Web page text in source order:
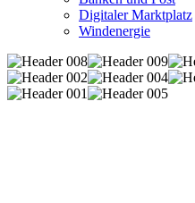
Digitaler Marktplatz
Windenergie